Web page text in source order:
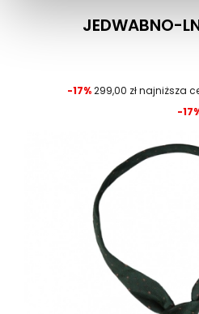
JEDWABNO-
-17%299,00 zł najniższa
-